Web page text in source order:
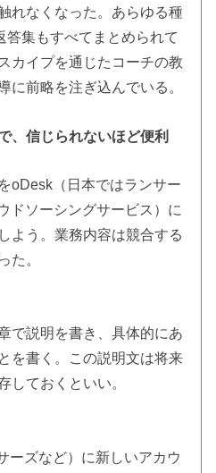
れなくなった。あらゆる種
集もすべてまとめられて
カイプを通じたコーチの教
に前略を注ぎ込んでいる。
、信じられないほど便利
oDesk（日本ではランサー
ドソーシングサービス）に
よう。業務内容は競合する
た。
で説明を書き、具体的にあ
を書く。この説明文は将来
しておくといい。
ーズなど）に新しいアカウ